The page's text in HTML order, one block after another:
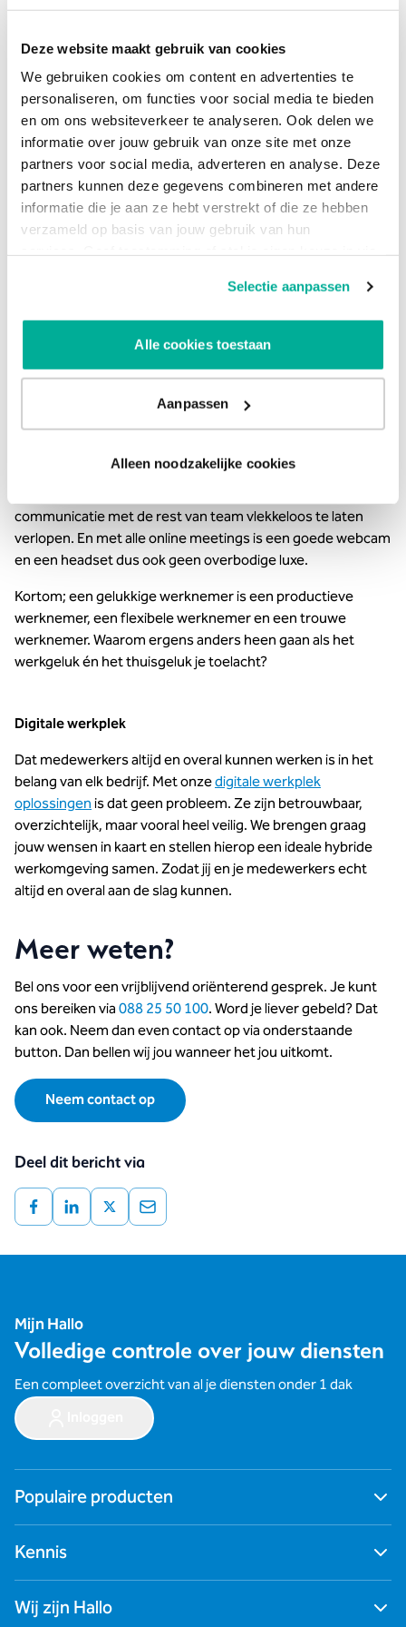
Deze website maakt gebruik van cookies
We gebruiken cookies om content en advertenties te
personaliseren, om functies voor social media te bieden
en om ons websiteverkeer te analyseren. Ook delen we
informatie over jouw gebruik van onze site met onze
partners voor social media, adverteren en analyse. Deze
partners kunnen deze gegevens combineren met andere
informatie die je aan ze hebt verstrekt of die ze hebben
verzameld op basis van jouw gebruik van hun
Selectie aanpassen
Alle cookies toestaan
Aanpassen
Alleen noodzakelijke cookies
op de zaak, dan combineer je de luxe van thuis met het
waarom hybride de toekomst heeft.
De werkplek
Investeren in je werknemers betekent ook investeren in de
fysieke gesteldheid. Hybride werken is leuk, maar niet als de
thuiswerkplek aan de keukentafel op een klapstoel is. Laat
zien dat je het thuiswerken serieus neemt en bied je
werknemers hier de juiste handvatten voor. Een goede
(ergonomische) stoel, een bureau op de juiste hoogte en
een tweede beeldscherm. Kies je voor de lange termijn, dan
het maakt het thuiswerken prettiger en productiever als je
fysieke klachten aan de rug, nek en schouders weet te
voorkomen.
Maar de werkplek is niet alleen een zit-sta bureau of een
groot beeldscherm. Ook digitale tools zijn nodig om de
thuiswerker te ontzorgen. Een goede, veilige online
werkomgeving zoals bijvoorbeeld Teams bespaart een
communicatie met de rest van team vlekkeloos te laten
verlopen. En met alle online meetings is een goede webcam
en een headset dus ook geen overbodige luxe.
Kortom; een gelukkige werknemer is een productieve
werknemer, een flexibele werknemer en een trouwe
werknemer. Waarom ergens anders heen gaan als het
werkgeluk én het thuisgeluk je toelacht?
Digitale werkplek
Dat medewerkers altijd en overal kunnen werken is in het
belang van elk bedrijf. Met onzedigitale werkplek
oplossingenis dat geen probleem. Ze zijn betrouwbaar,
overzichtelijk, maar vooral heel veilig. We brengen graag
jouw wensen in kaart en stellen hierop een ideale hybride
werkomgeving samen. Zodat jij en je medewerkers echt
altijd en overal aan de slag kunnen.
Meer weten?
Bel ons voor een vrijblijvend oriënterend gesprek. Je kunt
ons bereiken via088 25 50 100. Word je liever gebeld? Dat
kan ook. Neem dan even contact op via onderstaande
button. Dan bellen wij jou wanneer het jou uitkomt.
Neem contact op
Deel dit bericht via
Mijn Hallo
Volledige controle over jouw diensten
Een compleet overzicht van al je diensten onder 1 dak
Populaire producten
Digitale werkplek
Cybersecurity
Zakelijk internet
Netwerken
Kennis
Nieuws
Wij zijn Hallo